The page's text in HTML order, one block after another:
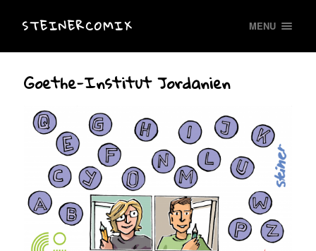
STEINERCOMIX MENU
Goethe-Institut Jordanien